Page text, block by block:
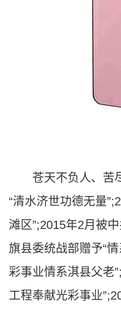
苍天不负人、苦尽
“清水济世功德无量
滩区”;2015年2月被
旗县委统战部赠予“
彩事业情系淇县父老
工程奉献光彩事业